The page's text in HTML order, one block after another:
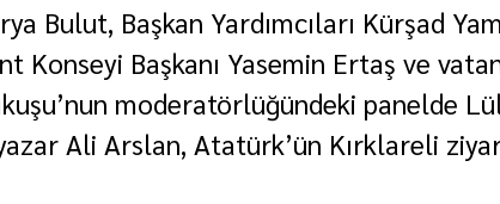
Bulut, Başkan Yardımcıları Kürşad
Konseyi Başkanı Yasemin Ertaş ve
moderatörlüğündeki panelde
Ali Arslan, Atatürk’ün Kırklareli